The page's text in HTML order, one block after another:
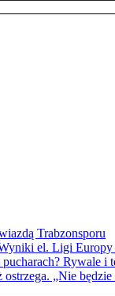
Trabzonsporu
Wyniki el. Ligi
Rywale i
ostrzega. „Nie